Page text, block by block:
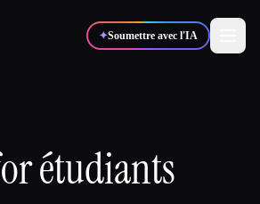
✦Soumettre avec l'IA
📈
étudiants